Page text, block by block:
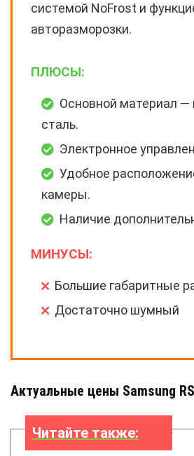
системой NoFrost и
авторазморозки.
ПЛЮСЫ:
Основной материал
сталь.
Электронное
Удобное
камеры.
Наличие
МИНУСЫ:
Большие габаритные
Достаточно шумный
Актуальные цены Samsung
Читайте также: